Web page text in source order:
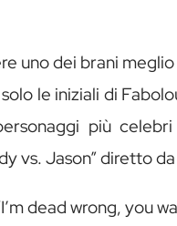
uno dei brani
le iniziali di
più
vs. Jason” diretto da
dead wrong, you